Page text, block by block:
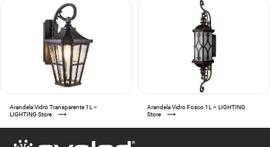
Arandela Vidro Transparente 1L –
LIGHTING Store
⟶
Arandela Vidro Fosco 1L – LIGHTING
Store
⟶